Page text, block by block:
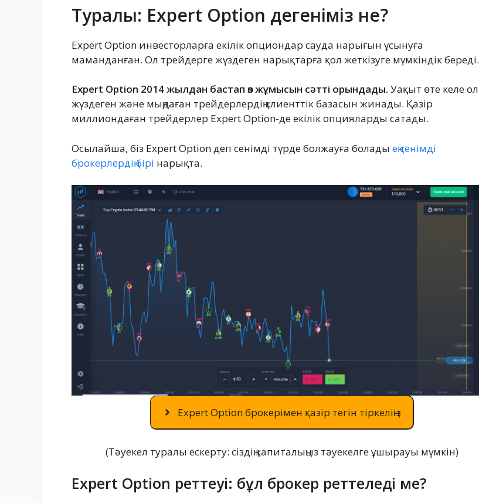
Туралы: Expert Option дегеніміз не?
Expert Option инвесторларға екілік опциондар сауда нарығын ұсынуға
маманданған. Ол трейдерге жүздеген нарықтарға қол жеткізуге мүмкіндік береді.
Expert Option 2014 жылдан бастап өз жұмысын сәтті орындады. Уақыт өте келе ол
жүздеген және мыңдаған трейдерлердің клиенттік базасын жинады. Қазір
миллиондаған трейдерлер Expert Option-де екілік опцияларды сатады.
Осылайша, біз Expert Option деп сенімді түрде болжауға болады ең сенімді
брокерлердің бірі нарықта.
Expert Option брокерімен қазір тегін тіркеліңіз
(Тәуекел туралы ескерту: сіздің капиталыңыз тәуекелге ұшырауы мүмкін)
Expert Option реттеуі: бұл брокер реттеледі ме?